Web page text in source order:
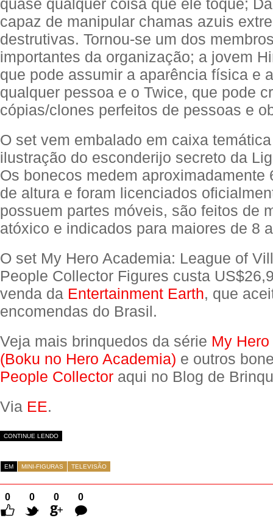
quase qualquer coisa que ele toque;
capaz de manipular chamas azuis
destrutivas. Tornou-se um dos
importantes da organização; a jovem
que pode assumir a aparência física e
qualquer pessoa e o Twice, que pode
cópias/clones perfeitos de pessoas e
O set vem embalado em caixa
ilustração do esconderijo secreto da
Os bonecos medem aproximadamente
de altura e foram licenciados
possuem partes móveis, são feitos de
atóxico e indicados para maiores de 8
O set My Hero Academia: League of
People Collector Figures custa
venda da Entertainment Earth, que
encomendas do Brasil.
Veja mais brinquedos da série My
(Boku no Hero Academia) e outros
People Collector aqui no Blog de
Via EE.
CONTINUE LENDO
EM MINI-FIGURAS TELEVISÃO
0 0 0
0
Comentários